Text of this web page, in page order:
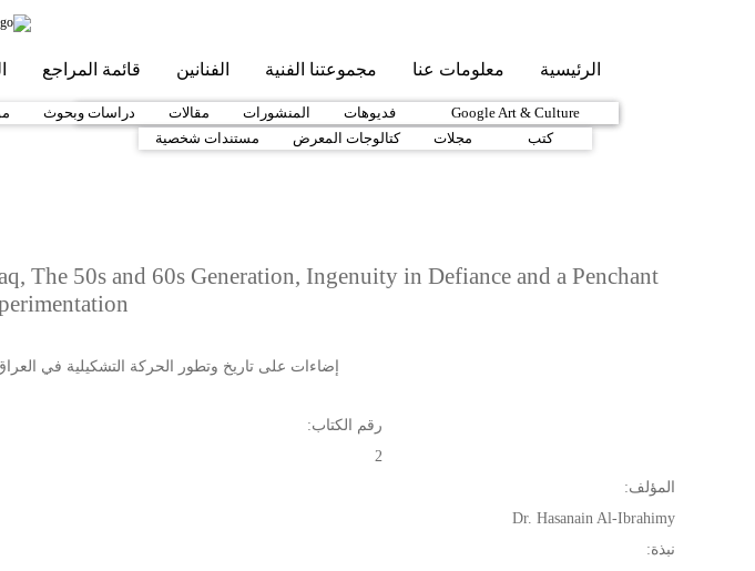
الرئيسية معلومات عنا مجموعتنا الفنية الفنانين
1890-1919
1920-1939
1940-1959
1960-1979
1980-1999
قائمة المراجع
Google Art & Culture فديوهات
المنشورات
كتب
مجلات كتالوجات المعرض مستندات شخصية
مقالات دراسات وبحوث
50s and 60s Generation, Ingenuity in Defiance and a Penchant
إضاءات على تاريخ وتطور الحركة التشكيلية في
رقم الكتاب:
2
المؤلف:
Dr. Hasanain Al-Ibrahimy
نبذة: